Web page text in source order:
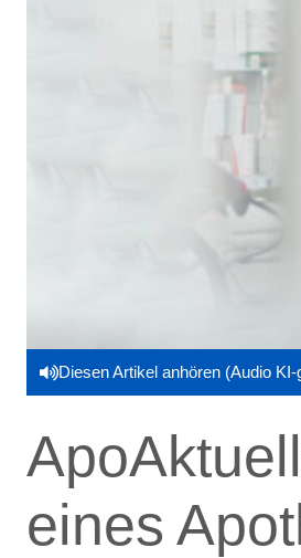
Diesen Artikel anhören (Audio KI-
eines